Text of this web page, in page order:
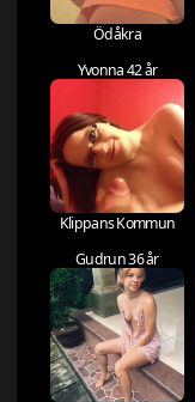
Ödåkra
Yvonna 42 år
Klippans Kommun
Gudrun 36 år